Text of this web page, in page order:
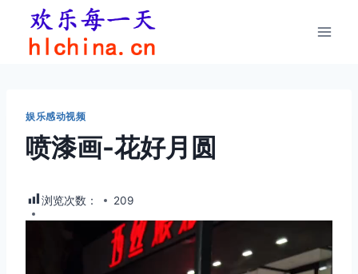
娱乐感动视频
喷漆画-花好月圆
浏览次数： 209